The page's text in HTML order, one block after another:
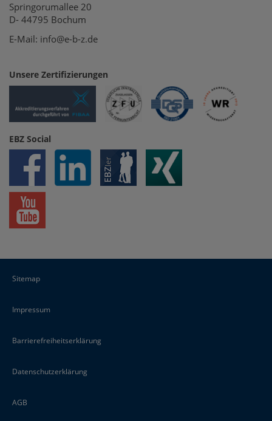
Springorumallee 20
D- 44795 Bochum
E-Mail: info@e-b-z.de
Unsere Zertifizierungen
EBZ Social
Sitemap
Impressum
Barrierefreiheitserklärung
Datenschutzerklärung
AGB